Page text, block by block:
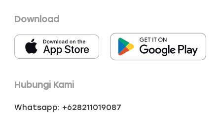
Download
Hubungi Kami
Whatsapp: +628211019087